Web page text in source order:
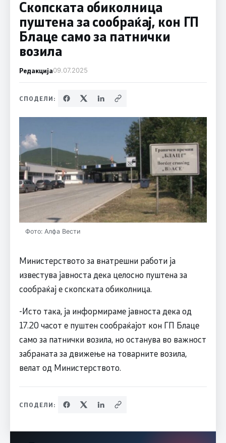
Скопската обиколница
пуштена за сообраќај, кон ГП
Блаце само за патнички
возила
Редакција09.07.2025
СПОДЕЛИ:
Фото: Алфа Вести
Министерството за внатрешни работи ја
известува јавноста дека целосно пуштена за
сообраќај е скопската обиколница.
-Исто така, ја информираме јавноста дека од
17.20 часот е пуштен сообраќајот кон ГП Блаце
само за патнички возила, но останува во важност
забраната за движење на товарните возила,
велат од Министерството.
СПОДЕЛИ: